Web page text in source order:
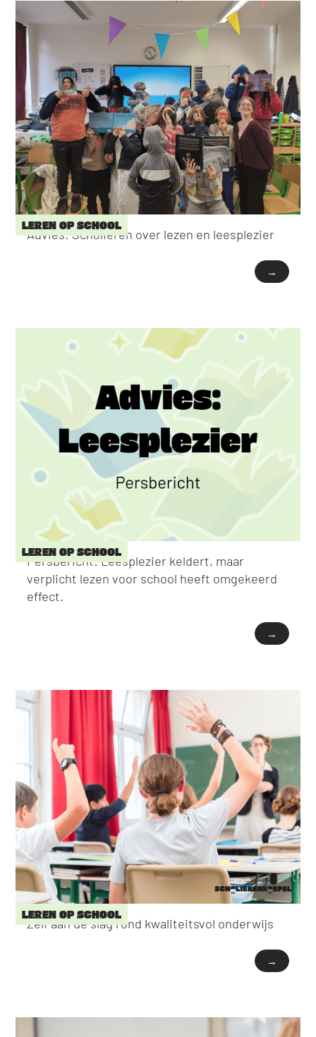
LEREN OP SCHOOL
Advies: Scholieren over lezen en leesplezier
→
LEREN OP SCHOOL
Persbericht: Leesplezier keldert, maar
verplicht lezen voor school heeft omgekeerd
effect.
→
LEREN OP SCHOOL
Zelf aan de slag rond kwaliteitsvol onderwijs
→